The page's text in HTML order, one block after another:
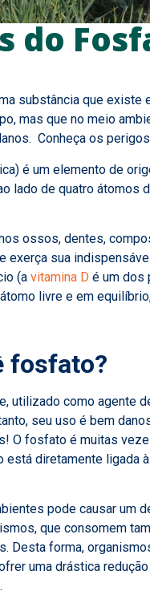
do
substância que existe
mas que no meio
Conheça os
é um elemento de
lado de quatro átomos
ossos, dentes,
exerça sua
(a vitamina D é um dos
livre e em
fosfato?
utilizado como agente
seu uso é bem
O fosfato é muitas
diretamente ligada
pode causar um
que consomem
Desta forma,
uma drástica